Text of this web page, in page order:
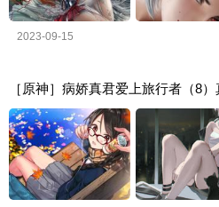
2023-09-15
［原神］病娇真君爱上旅行者（8